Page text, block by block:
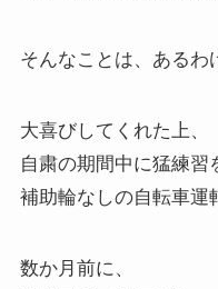
そんなことは、あるわ
大喜びしてくれた上、
自粛の期間中に猛練習
補助輪なしの自転車運
数か月前に、